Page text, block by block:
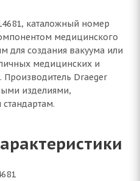
каталожный номер
медицинского
для создания вакуума или
медицинских и
Draeger
изделиями,